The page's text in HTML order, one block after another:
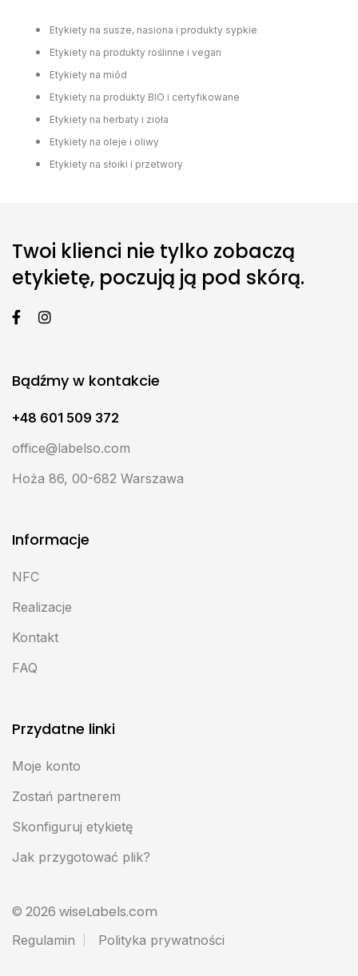
Etykiety na susze, nasiona i produkty sypkie
Etykiety na produkty roślinne i vegan
Etykiety na miód
Etykiety na produkty BIO i certyfikowane
Etykiety na herbaty i zioła
Etykiety na oleje i oliwy
Etykiety na słoiki i przetwory
Twoi klienci nie tylko zobaczą
etykietę, poczują ją pod skórą.
Bądźmy w kontakcie
+48 601 509 372
office@labelso.com
Hoża 86, 00-682 Warszawa
Informacje
NFC
Realizacje
Kontakt
FAQ
Przydatne linki
Moje konto
Zostań partnerem
Skonfiguruj etykietę
Jak przygotować plik?
© 2026 wiseLabels.com
Regulamin Polityka prywatności